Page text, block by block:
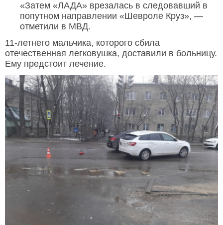
«Затем «ЛАДА» врезалась в следовавший в
попутном направлении «Шевроле Круз», —
отметили в МВД.
11-летнего мальчика, которого сбила
отечественная легковушка, доставили в больницу.
Ему предстоит лечение.